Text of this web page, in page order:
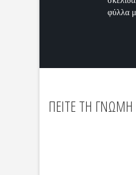
φύλλα
ΠΕΙΤΕ ΤΗ ΓΝΩΜΗ